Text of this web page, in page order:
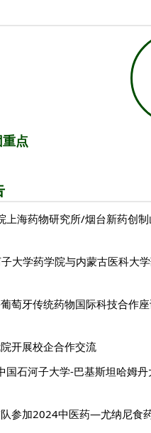
点
上海药物研究所/烟台新药创
大学药学院与内蒙古医科大
萄牙传统药物国际科技合作
开展校企合作交流
国石河子大学-巴基斯坦哈姆
参加2024中医药—尤纳尼食